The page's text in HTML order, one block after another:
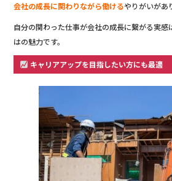
会社の成長に関わりながら働けるやりがいがあ
自分の関わった仕事が会社の成長に繋がる実感
はの魅力です。
キャリアアップを目指したい方にも最適